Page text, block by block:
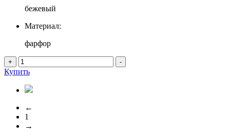
бежевый
Материал:
фарфор
+ -
Купить
←
1
→